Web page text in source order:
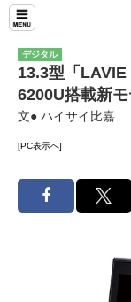
デジタル
13.3型「
6200U搭載新
文● ハイサイ比嘉
[PC表示へ]